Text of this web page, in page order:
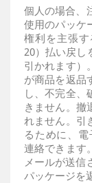
個人の場合、
使用のパッケ
権利を主張
20）払い戻し
引かれます）
が商品を返品
し、不完全、
きません。撤
れません。引
るために、
連絡できます
メールが送信
パッケージを